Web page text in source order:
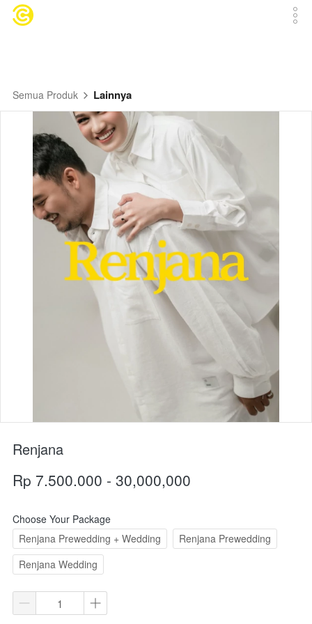
Semua Produk Lainnya
Renjana
Rp 7.500.000 - 30,000,000
Choose Your Package
Renjana Prewedding + Wedding
Renjana Prewedding
Renjana Wedding